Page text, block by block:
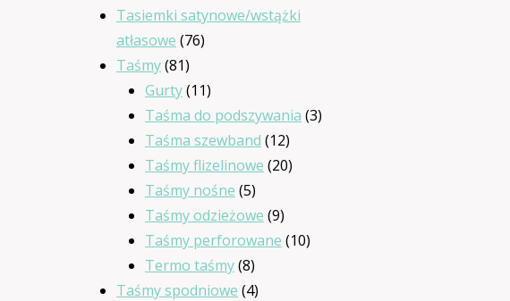
produktów
Tasiemki satynowe/wstążki
atłasowe 7676
Taśmy 8181
produktów
Gurty 1111
produktów
Taśma do podszywania 33
Taśma szewband 1212
produktów
Taśmy flizelinowe 2020
Taśmy nośne 55
produktów
Taśmy odzieżowe 99
produktów
Taśmy perforowane 1010
Termo taśmy 88
produktów
Taśmy spodniowe 44